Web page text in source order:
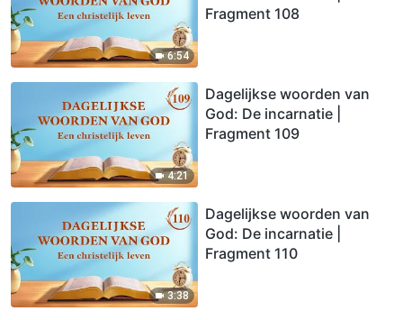
6:54
Fragment 108
4:21
Dagelijkse woorden van
God: De incarnatie |
Fragment 109
3:38
Dagelijkse woorden van
God: De incarnatie |
Fragment 110